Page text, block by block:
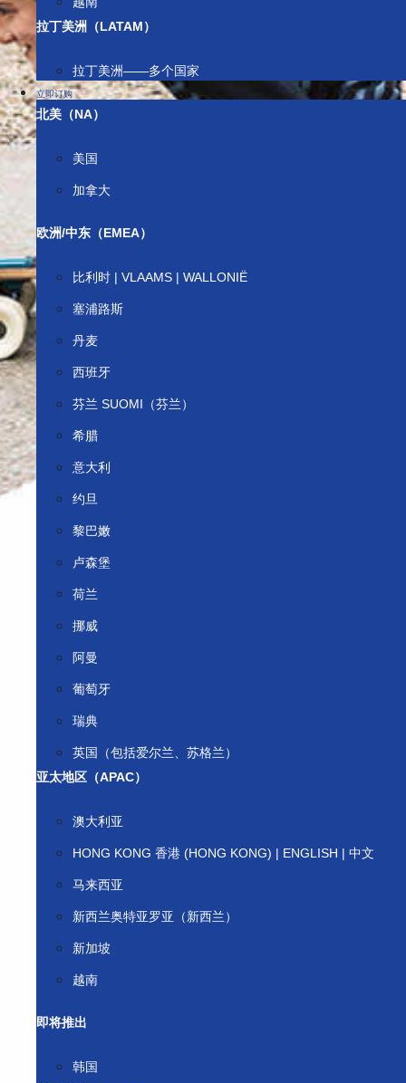
拉丁美洲（LATAM）
拉丁美洲——多个国家
立即订购
北美（NA）
美国
加拿大
欧洲/中东（EMEA）
比利时 | VLAAMS | WALLONIË
塞浦路斯
丹麦
西班牙
芬兰 SUOMI（芬兰）
希腊
意大利
约旦
黎巴嫩
卢森堡
荷兰
挪威
阿曼
葡萄牙
瑞典
英国（包括爱尔兰、苏格兰）
亚太地区（APAC）
澳大利亚
HONG KONG 香港 (HONG KONG) | ENGLISH | 中文
马来西亚
新西兰奥特亚罗亚（新西兰）
新加坡
越南
即将推出
韩国